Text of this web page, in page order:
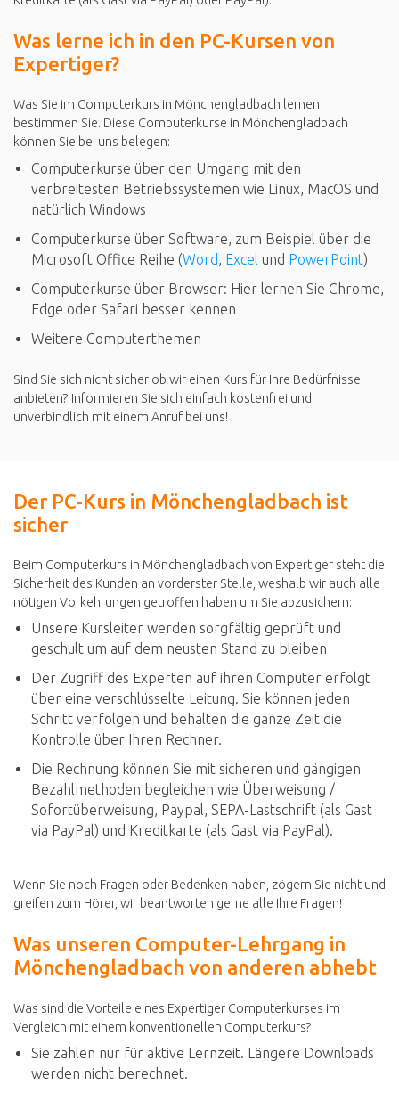
Was lerne ich in den PC-Kursen von
Expertiger?
Was Sie im Computerkurs in Mönchengladbach lernen
bestimmen Sie. Diese Computerkurse in Mönchengladbach
können Sie bei uns belegen:
Computerkurse über den Umgang mit den
verbreitesten Betriebssystemen wie Linux, MacOS und
natürlich Windows
Computerkurse über Software, zum Beispiel über die
Microsoft Office Reihe (Word, Excel und PowerPoint)
Computerkurse über Browser: Hier lernen Sie Chrome,
Edge oder Safari besser kennen
Weitere Computerthemen
Sind Sie sich nicht sicher ob wir einen Kurs für Ihre Bedürfnisse
anbieten? Informieren Sie sich einfach kostenfrei und
unverbindlich mit einem Anruf bei uns!
Der PC-Kurs in Mönchengladbach ist
sicher
Beim Computerkurs in Mönchengladbach von Expertiger steht die
Sicherheit des Kunden an vorderster Stelle, weshalb wir auch alle
nötigen Vorkehrungen getroffen haben um Sie abzusichern:
Unsere Kursleiter werden sorgfältig geprüft und
geschult um auf dem neusten Stand zu bleiben
Der Zugriff des Experten auf ihren Computer erfolgt
über eine verschlüsselte Leitung. Sie können jeden
Schritt verfolgen und behalten die ganze Zeit die
Kontrolle über Ihren Rechner.
Die Rechnung können Sie mit sicheren und gängigen
Bezahlmethoden begleichen wie Überweisung /
Sofortüberweisung, Paypal, SEPA-Lastschrift (als Gast
via PayPal) und Kreditkarte (als Gast via PayPal).
Wenn Sie noch Fragen oder Bedenken haben, zögern Sie nicht und
greifen zum Hörer, wir beantworten gerne alle Ihre Fragen!
Was unseren Computer-Lehrgang in
Mönchengladbach von anderen abhebt
Was sind die Vorteile eines Expertiger Computerkurses im
Vergleich mit einem konventionellen Computerkurs?
Sie zahlen nur für aktive Lernzeit. Längere Downloads
werden nicht berechnet.